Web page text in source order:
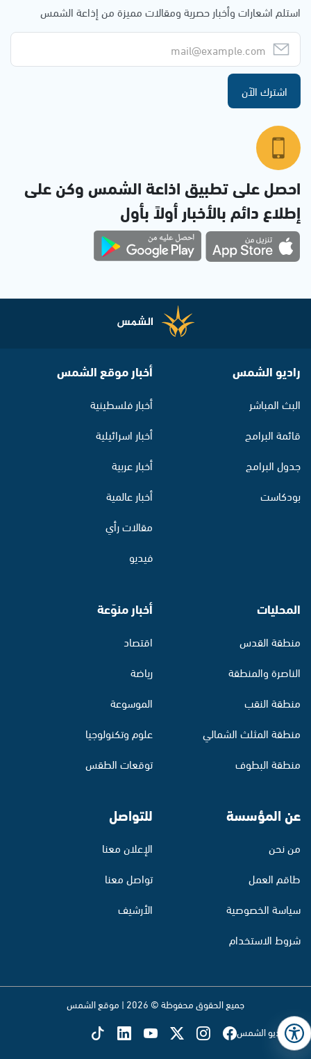
استلم اشعارات وأخبار حصرية ومقالات مميزة من إذاعة الشمس
اشترك الآن
احصل على تطبيق اذاعة الشمس وكن على
إطلاع دائم بالأخبار أولاً بأول
راديو الشمس
البث المباشر
قائمة البرامج
جدول البرامج
بودكاست
أخبار موقع الشمس
أخبار فلسطينية
أخبار اسرائيلية
أخبار عربية
أخبار عالمية
مقالات رأي
فيديو
المحليات
منطقة القدس
الناصرة والمنطقة
منطقة النقب
منطقة المثلث الشمالي
منطقة البطوف
أخبار منوّعة
اقتصاد
رياضة
الموسوعة
علوم وتكنولوجيا
توقعات الطقس
عن المؤسسة
من نحن
طاقم العمل
سياسة الخصوصية
شروط الاستخدام
للتواصل
الإعلان معنا
تواصل معنا
الأرشيف
جميع الحقوق محفوظة © 2026 | موقع الشمس
تابع راديو الشمس